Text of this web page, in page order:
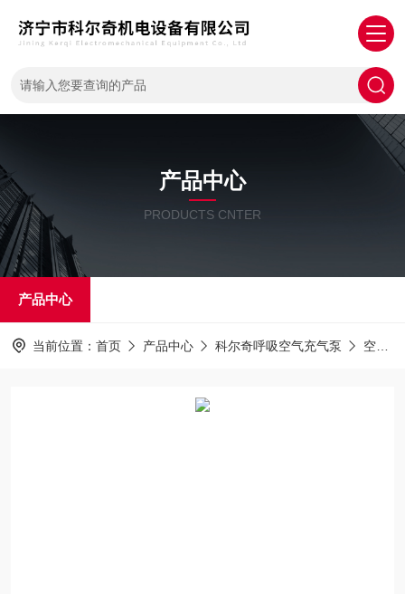
产品中心
PRODUCTS CNTER
产品中心
当前位置： 首页 产品中心 科尔奇呼吸空气充气泵 空气泵